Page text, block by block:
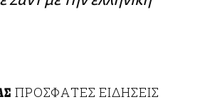
ΠΡΟΣΦΑΤΕΣ ΕΙΔΗΣΕΙΣ